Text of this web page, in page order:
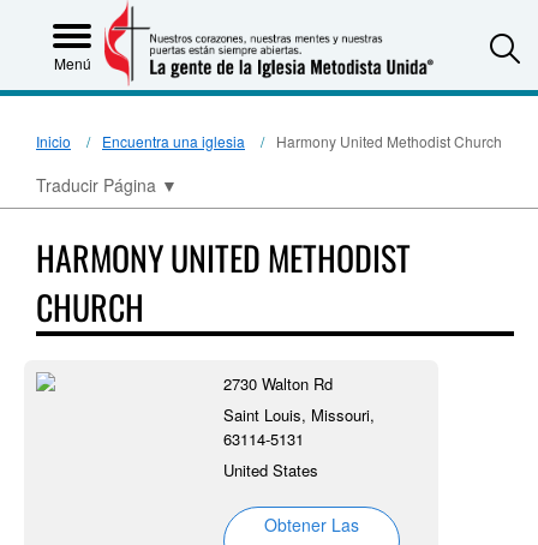
Menú
Inicio Encuentra una iglesia Harmony United Methodist Church
Traducir Página ▼
HARMONY UNITED METHODIST
CHURCH
2730 Walton Rd
Saint Louis, Missouri,
63114-5131
United States
Obtener Las